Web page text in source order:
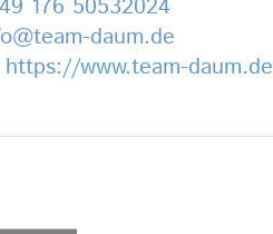
176 50532024
daum.de
https://www.team-daum.de